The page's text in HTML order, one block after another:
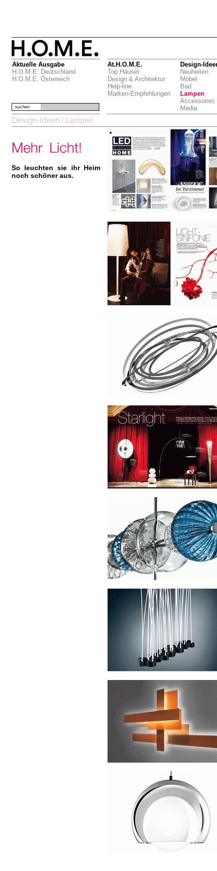
Aktuelle Ausgabe
H.O.M.E. Deutschland
H.O.M.E. Österreich
At.H.O.M.E.
Top Häuser
Design & Architektur
Help-line
Marken-Empfehlungen
Design-
Neuheiten
Möbel
Bad
Lampen
Accessoires
Media
suchen
Design-Ideen / Lampen
So leuchten sie ihr Heim
noch schöner aus.